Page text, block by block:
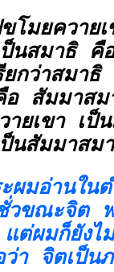
โมยควาย
นสมาธิ คื
ยกว่าสมา
อ สัมมาส
ายเขา เป็
นสัมมาสม
มอ่านในต
วขณะจิต
ต่ผมก็ยังไ
ว่า จิตเป็น